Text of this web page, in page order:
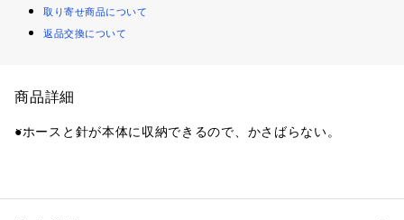
取り寄せ商品について
返品交換について
商品詳細
●ホースと針が本体に収納できるので、かさばらない。